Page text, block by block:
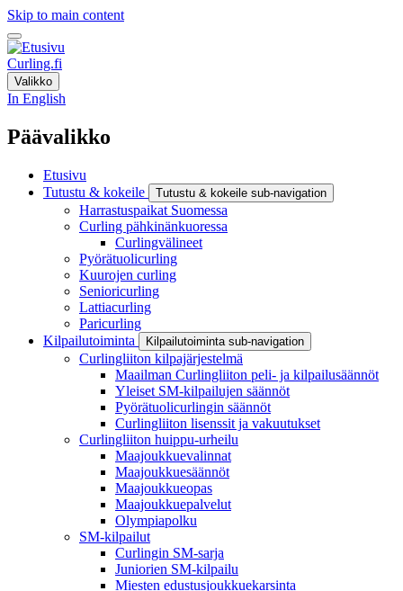
Skip to main content
Curling.fi
Valikko
In English
Päävalikko
Etusivu
Tutustu & kokeile
Tutustu & kokeile sub-navigation
Harrastuspaikat Suomessa
Curling pähkinänkuoressa
Curlingvälineet
Pyörätuolicurling
Kuurojen curling
Senioricurling
Lattiacurling
Paricurling
Kilpailutoiminta
Kilpailutoiminta sub-navigation
Curlingliiton kilpajärjestelmä
Maailman Curlingliiton peli- ja kilpailusäännöt
Yleiset SM-kilpailujen säännöt
Pyörätuolicurlingin säännöt
Curlingliiton lisenssit ja vakuutukset
Curlingliiton huippu-urheilu
Maajoukkuevalinnat
Maajoukkuesäännöt
Maajoukkueopas
Maajoukkuepalvelut
Olympiapolku
SM-kilpailut
Curlingin SM-sarja
Juniorien SM-kilpailu
Miesten edustusjoukkuekarsinta